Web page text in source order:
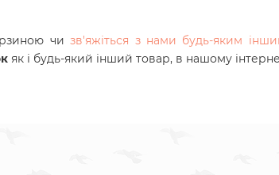
чизв'яжіться з нами будь-яким
як і будь-який інший товар, в нашому